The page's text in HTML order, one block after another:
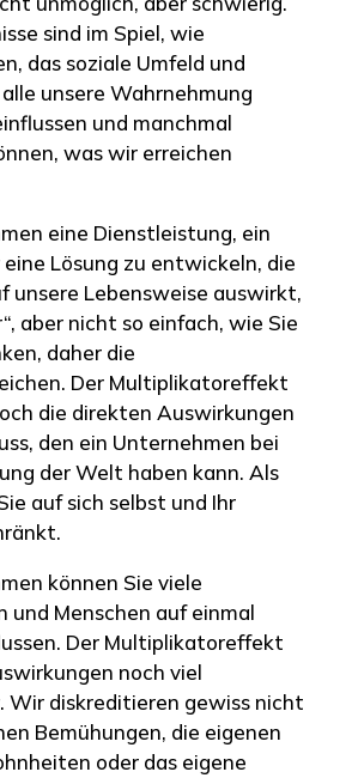
sind im Spiel, wie
das soziale Umfeld und
unsere Wahrnehmung
und manchmal
was wir erreichen
eine Dienstleistung, ein
Lösung zu entwickeln, die
unsere Lebensweise auswirkt,
aber nicht so einfach, wie Sie
daher die
Der Multiplikatoreffekt
die direkten Auswirkungen
den ein Unternehmen bei
der Welt haben kann. Als
auf sich selbst und Ihr
können Sie viele
und Menschen auf einmal
Der Multiplikatoreffekt
noch viel
Wir diskreditieren gewiss nicht
Bemühungen, die eigenen
oder das eigene